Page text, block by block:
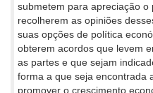
submetem para apreciação
recolherem as opiniões
suas opções de política
obterem acordos que levem
as partes e que sejam
forma a que seja encontrada
promover o crescimento